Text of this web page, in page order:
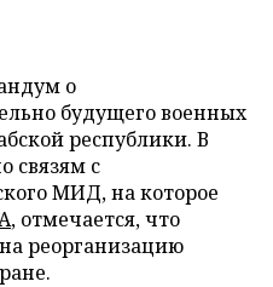
о
будущего военных
республики. В
связям с
МИД, на которое
, отмечается, что
реорганизацию